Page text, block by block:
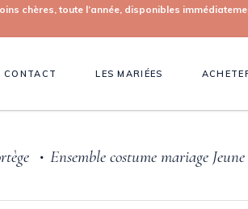
chères, toute l’année, disponibles
CONTACT LES MARIÉES
• Ensemble costume mariage